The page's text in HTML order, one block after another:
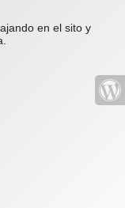
en el sito y